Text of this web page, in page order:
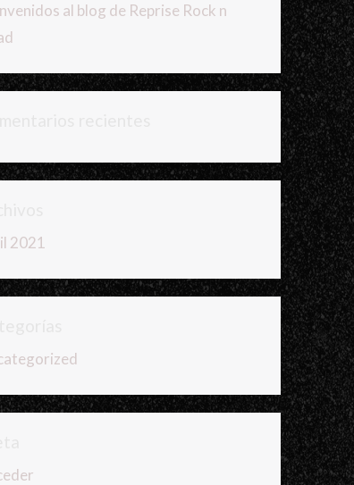
al blog de Reprise Rock n
2021